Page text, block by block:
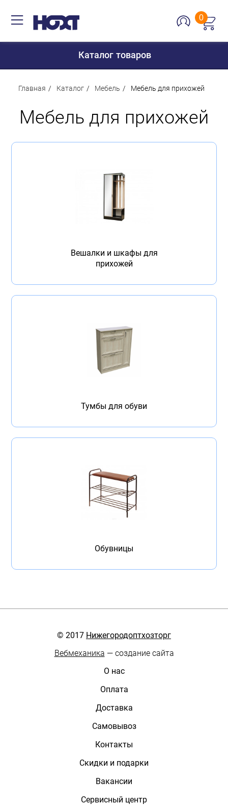
0
Каталог товаров
Для дома
Обувь для дома и дачи
Главная Каталог Мебель Мебель для прихожей
Мебель для прихожей
Вешалки и шкафы для
прихожей
Тумбы для обуви
Обувницы
© 2017 Нижегородоптхозторг
Вебмеханика — создание сайта
О нас
Оплата
Доставка
Самовывоз
Контакты
Скидки и подарки
Вакансии
Сервисный центр